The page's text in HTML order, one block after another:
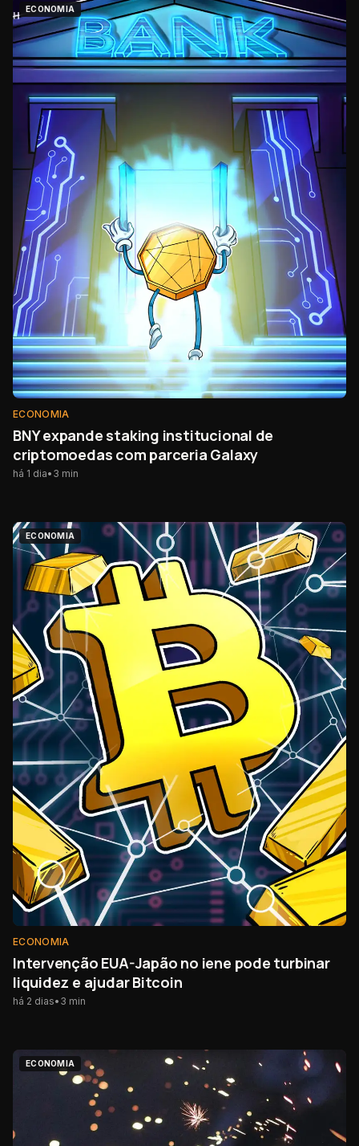
ECONOMIA
ECONOMIA
BNY expande staking institucional de
criptomoedas com parceria Galaxy
há 1 dia• 3 min
ECONOMIA
ECONOMIA
Intervenção EUA-Japão no iene pode turbinar
liquidez e ajudar Bitcoin
há 2 dias• 3 min
ECONOMIA